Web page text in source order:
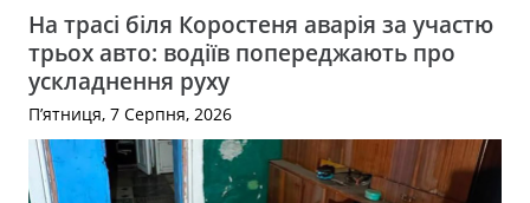
На трасі біля Коростеня аварія за участю
трьох авто: водіїв попереджають про
ускладнення руху
П’ятниця, 7 Серпня, 2026